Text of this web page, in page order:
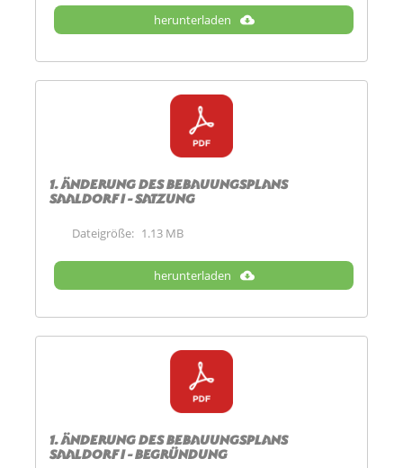
herunterladen
1. Änderung des Bebauungsplans
Saaldorf I - Satzung
Dateigröße: 1.13 MB
herunterladen
1. Änderung des Bebauungsplans
Saaldorf I - Begründung